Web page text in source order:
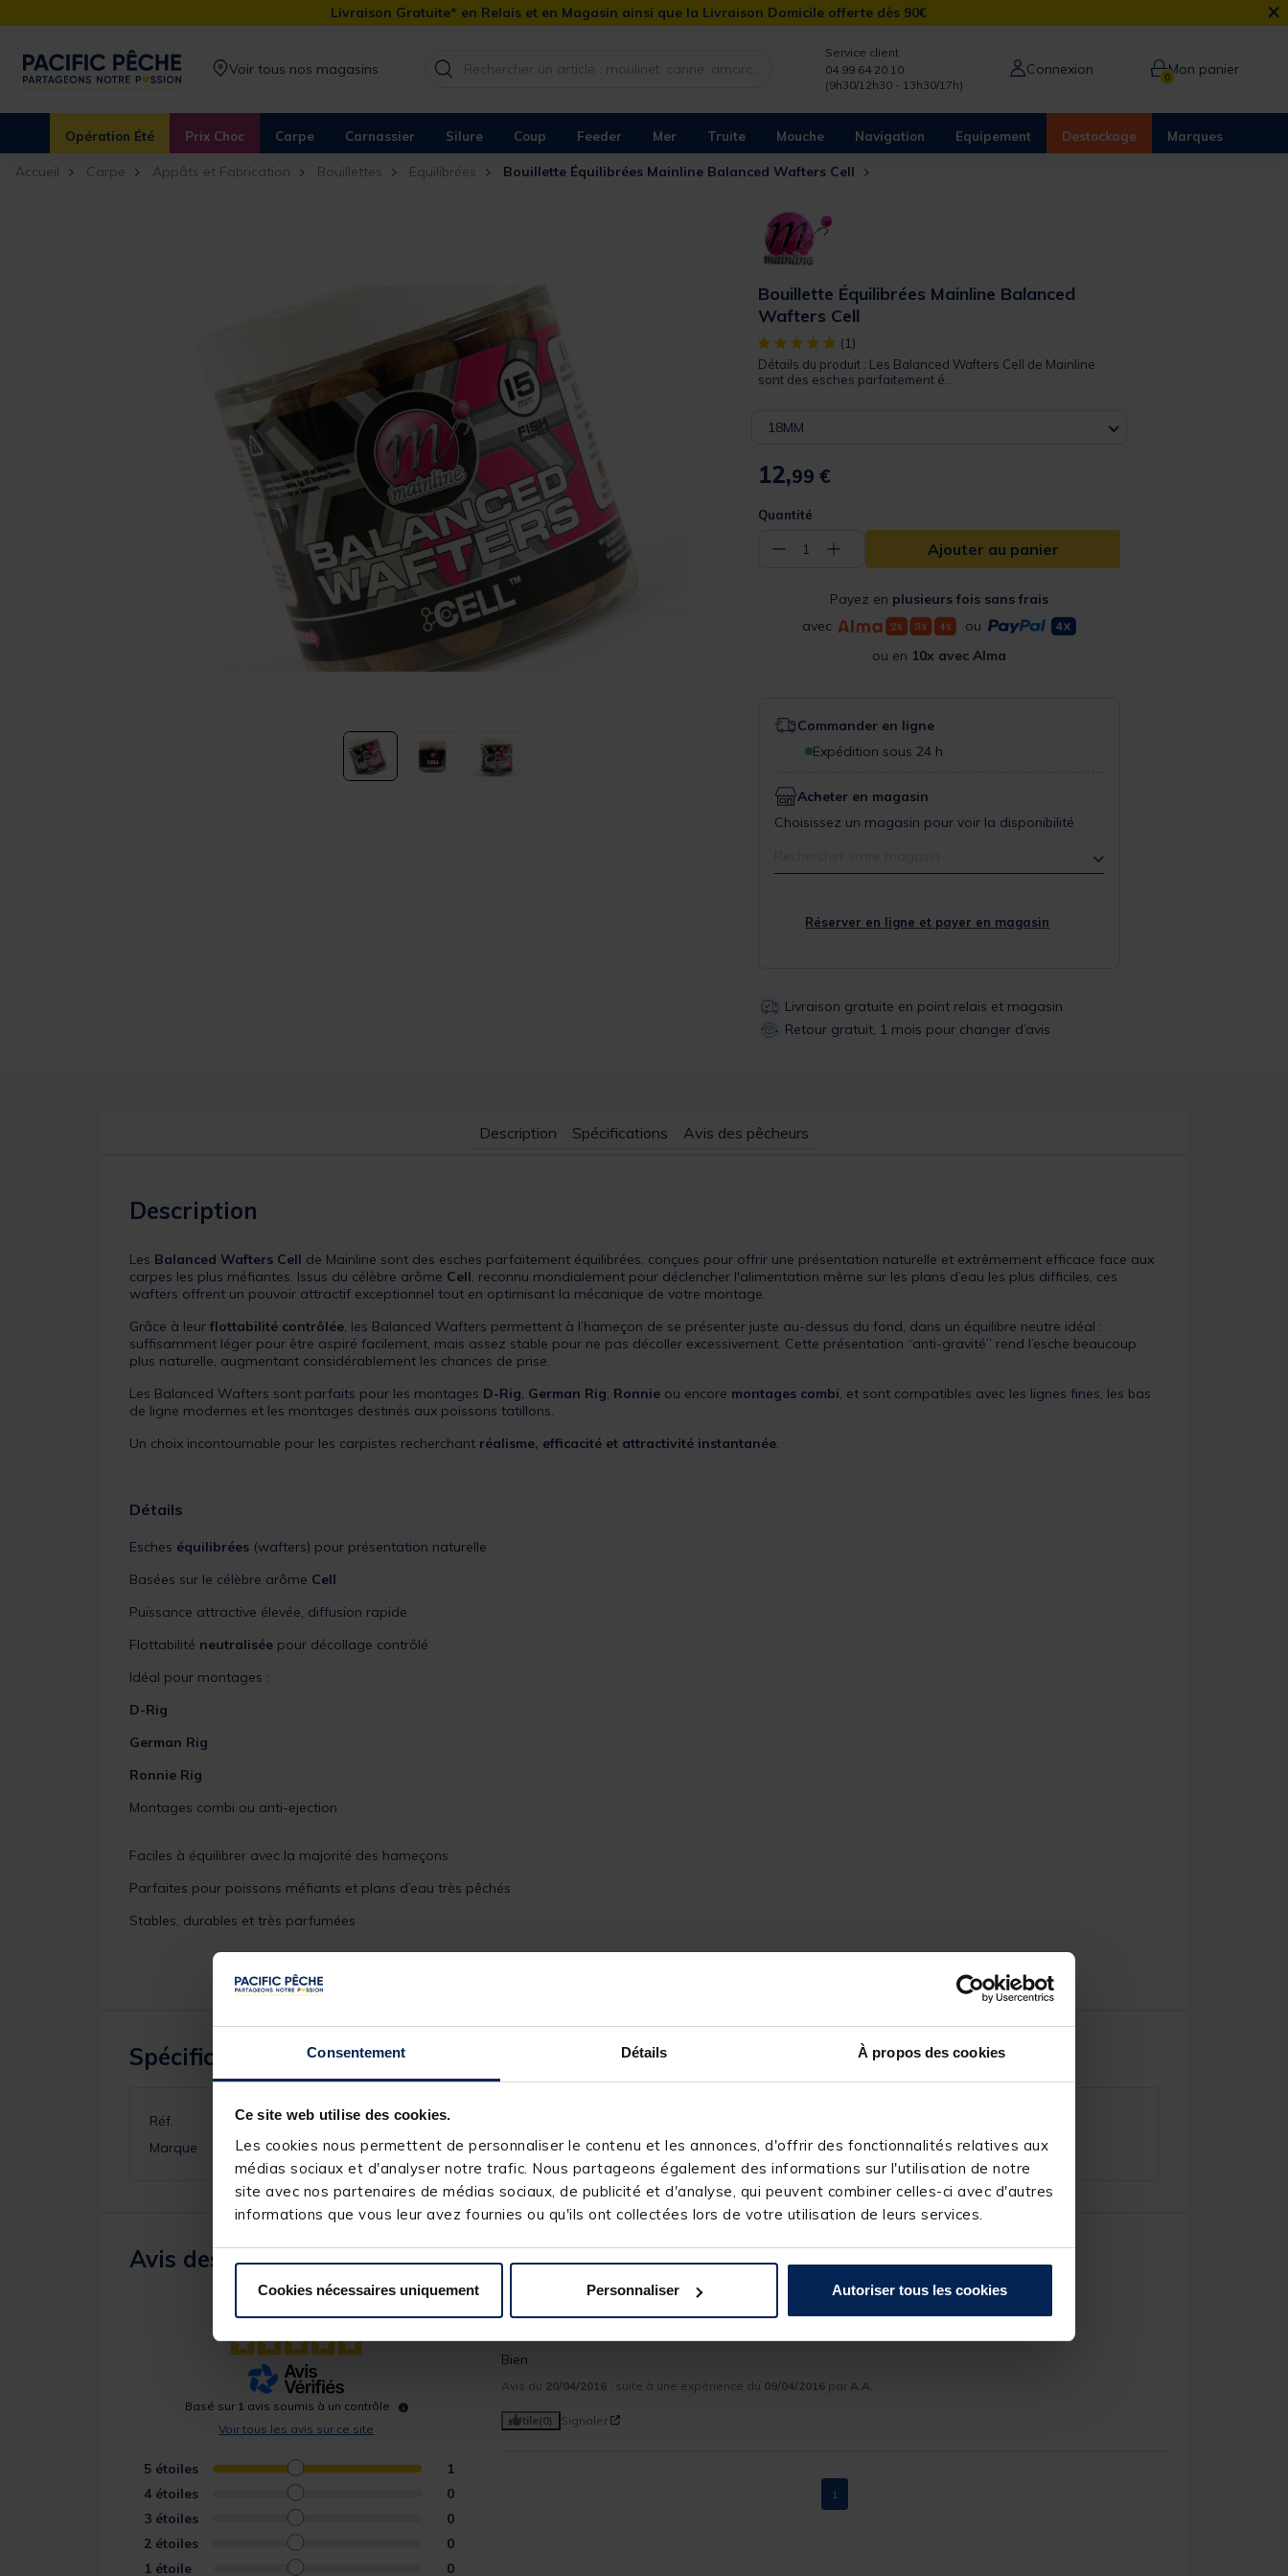
Consentement Détails À propos des cookies
Ce site web utilise des cookies.
Les cookies nous permettent de personnaliser le contenu et les annonces, d'offrir des fonctionnalités relatives aux
médias sociaux et d'analyser notre trafic. Nous partageons également des informations sur l'utilisation de notre
site avec nos partenaires de médias sociaux, de publicité et d'analyse, qui peuvent combiner celles-ci avec d'autres
informations que vous leur avez fournies ou qu'ils ont collectées lors de votre utilisation de leurs services.
Cookies nécessaires uniquement Personnaliser Autoriser tous les cookies
Livraison Gratuite* en Relais et en Magasin ainsi que la Livraison Domicile offerte dès 90€ ×
Voir tous nos magasins
Service client
04 99 64 20 10
(9h30/12h30 - 13h30/17h)
Connexion 0Mon panier
Opération Été Prix Choc Carpe Carnassier Silure Coup Feeder Mer Truite Mouche Navigation Equipement Destockage Marques
Accueil Carpe Appâts et Fabrication Bouillettes Equilibrées Bouillette Équilibrées Mainline Balanced Wafters Cell
Bouillette Équilibrées Mainline Balanced
Wafters Cell
[object Object] out of 5 Customer Rating
(1)
Détails du produit : Les Balanced Wafters Cell de Mainline
sont des esches parfaitement é...
18MM
12,99 €
Quantité
− 1 + Ajouter au panier
Payez en plusieurs fois sans frais
avec
ou
ou en 10x avec Alma
Commander en ligne
Expédition sous 24 h
Acheter en magasin
Choisissez un magasin pour voir la disponibilité
Réserver en ligne et payer en magasin
Livraison gratuite en point relais et magasin
Retour gratuit, 1 mois pour changer d’avis
Description Spécifications Avis des pêcheurs
Description
Les Balanced Wafters Cell de Mainline sont des esches parfaitement équilibrées, conçues pour offrir une présentation naturelle et extrêmement efficace face aux
carpes les plus méfiantes. Issus du célèbre arôme Cell, reconnu mondialement pour déclencher l'alimentation même sur les plans d’eau les plus difficiles, ces
wafters offrent un pouvoir attractif exceptionnel tout en optimisant la mécanique de votre montage.
Grâce à leur flottabilité contrôlée, les Balanced Wafters permettent à l’hameçon de se présenter juste au-dessus du fond, dans un équilibre neutre idéal :
suffisamment léger pour être aspiré facilement, mais assez stable pour ne pas décoller excessivement. Cette présentation “anti-gravité” rend l’esche beaucoup
plus naturelle, augmentant considérablement les chances de prise.
Les Balanced Wafters sont parfaits pour les montages D-Rig, German Rig, Ronnie ou encore montages combi, et sont compatibles avec les lignes fines, les bas
de ligne modernes et les montages destinés aux poissons tatillons.
Un choix incontournable pour les carpistes recherchant réalisme, efficacité et attractivité instantanée.
Détails
Esches équilibrées (wafters) pour présentation naturelle
Basées sur le célèbre arôme Cell
Puissance attractive élevée, diffusion rapide
Flottabilité neutralisée pour décollage contrôlé
Idéal pour montages :
D-Rig
German Rig
Ronnie Rig
Montages combi ou anti-ejection
Faciles à équilibrer avec la majorité des hameçons
Parfaites pour poissons méfiants et plans d’eau très pêchés
Stables, durables et très parfumées
Spécifications
Réf.
Marque
MAINLINE
Avis des pêcheurs
5
/5
Basé sur 1 avis soumis à un contrôle
Voir tous les avis sur ce site
5 étoiles
1
4 étoiles
0
3 étoiles
0
2 étoiles
0
1 étoile 0
5/5
Bien
Avis du 20/04/2016 , suite à une expérience du 09/04/2016 par A.A.
Utile(0) Signaler
1